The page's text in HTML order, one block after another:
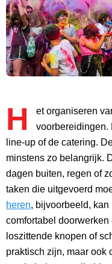
H
et organiseren
voorbereidingen.
line-up of de catering.
minstens zo belangrijk.
dagen buiten, regen of
taken die uitgevoerd
heren, bijvoorbeeld,
comfortabel
loszittende knopen of
praktisch zijn, maar ook